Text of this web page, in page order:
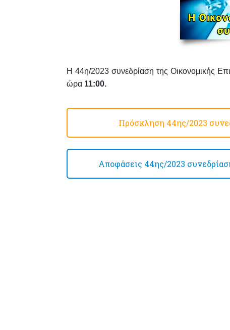
Η 44η/2023συνεδρίαση της Οικονομικής
ώρα 11:00.
Πρόσκληση 44ης/2023
Αποφάσεις 44ης/2023